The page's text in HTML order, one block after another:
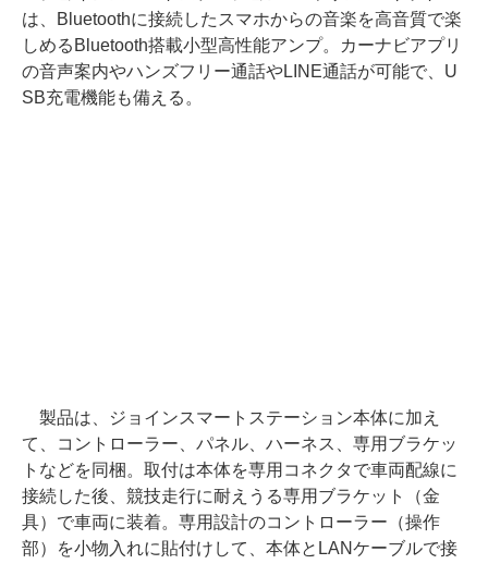
は、Bluetoothに接続したスマホからの音楽を高音質で楽
しめるBluetooth搭載小型高性能アンプ。カーナビアプリ
の音声案内やハンズフリー通話やLINE通話が可能で、U
SB充電機能も備える。
製品は、ジョインスマートステーション本体に加え
て、コントローラー、パネル、ハーネス、専用ブラケッ
トなどを同梱。取付は本体を専用コネクタで車両配線に
接続した後、競技走行に耐えうる専用ブラケット（金
具）で車両に装着。専用設計のコントローラー（操作
部）を小物入れに貼付けして、本体とLANケーブルで接